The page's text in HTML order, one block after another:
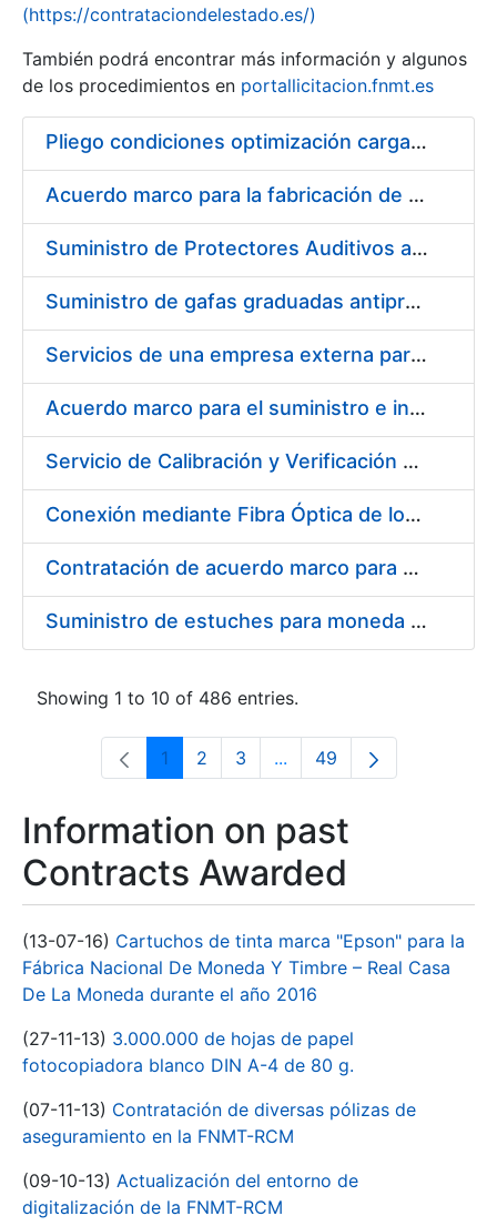
Show/Hide
(https://contrataciondelestado.es/)
También podrá encontrar más información y algunos
de los procedimientos en portallicitacion.fnmt.es
Pliego condiciones optimización cargas compras firmado
Acuerdo marco para la fabricación de piezas
Suministro de Protectores Auditivos a medida para las personas trabajadoras de los Centros de Trabajo de Madrid y Burgos
Suministro de gafas graduadas antiproyecciones para los trabajadores de la FNMT-RCM en los centros de trabajo de Madrid y Burgos
Servicios de una empresa externa para el asesoramiento y resolución de los recursos de alzada que se presentan relacionados con procesos de selección para la FNMT-RCM
Acuerdo marco para el suministro e instalación de persianas, estores y otros complementos
Servicio de Calibración y Verificación Externa de los Equipos de Medición del Servicio de Prevención de la FNMT-RCM
Conexión mediante Fibra Óptica de los Centros de Proceso de Datos (CPDs) de las sedes de la FNMT-RCM de Burgos y Madrid
Contratación de acuerdo marco para el Suministro de Material de Electricidad para la Fábrica Nacional de Moneda y Timbre-Real Casa de la Moneda en su centro de trabajo de Burgos
Suministro de estuches para moneda de 30 €
Showing 1 to 10 of 486 entries.
Page
1 Page
2 Page
3 ...Intermediate Pages Use
Page
49
Information on past
Contracts Awarded
(13-07-16) Cartuchos de tinta marca "Epson" para la
Fábrica Nacional De Moneda Y Timbre – Real Casa
De La Moneda durante el año 2016
(27-11-13) 3.000.000 de hojas de papel
fotocopiadora blanco DIN A-4 de 80 g.
(07-11-13) Contratación de diversas pólizas de
aseguramiento en la FNMT-RCM
(09-10-13) Actualización del entorno de
digitalización de la FNMT-RCM